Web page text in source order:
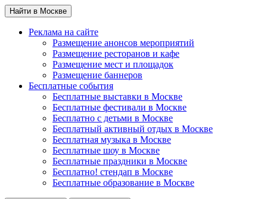
Найти в Москве
Реклама на сайте
Размещение анонсов мероприятий
Размещение ресторанов и кафе
Размещение мест и площадок
Размещение баннеров
Бесплатные события
Бесплатные выставки в Москве
Бесплатные фестивали в Москве
Бесплатно с детьми в Москве
Бесплатный активный отдых в Москве
Бесплатная музыка в Москве
Бесплатные шоу в Москве
Бесплатные праздники в Москве
Бесплатно! стендап в Москве
Бесплатные образование в Москве